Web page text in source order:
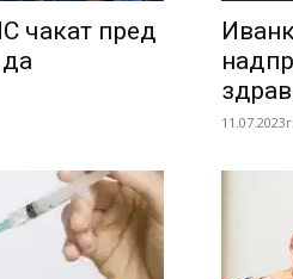
чакат пред